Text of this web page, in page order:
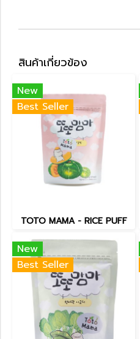
สินค้าเกี่ยวข้อง
New
Best Seller
TOTO MAMA - RICE PUFF
New
Best Seller